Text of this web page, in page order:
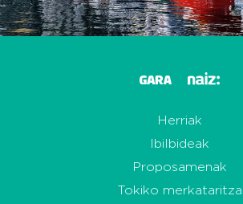
Herriak
Ibilbideak
Proposamenak
Tokiko merkataritza